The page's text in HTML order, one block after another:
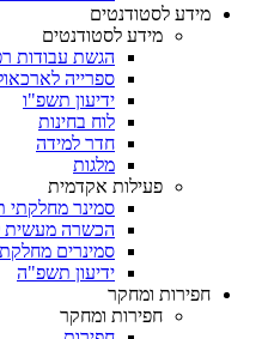
מידע לסטודנטים
מידע לסטודנטים
הגשת עבודות
ספרייה
ידיעון תשפ"ו
לוח בחינות
חדר למידה
מלגות
פעילות אקדמית
סמינר מחלקתי
הכשרה מעשית
סמינרים
ידיעון תשפ"ה
חפירות ומחקר
חפירות ומחקר